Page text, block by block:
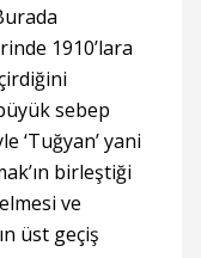
1910’lara
sebep
‘Tuğyan’ yani
birleştiği
ve
üst geçiş